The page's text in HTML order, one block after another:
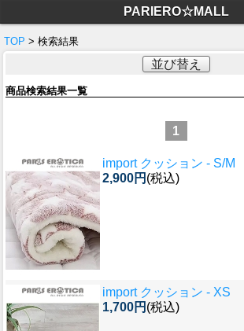
PARIERO☆MALL
TOP > 検索結果
並び替え
商品検索結果一覧
1
import クッション - S/M
2,900円 (税込)
import クッション - XS
1,700円 (税込)